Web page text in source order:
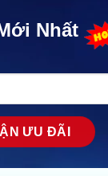
Nhất